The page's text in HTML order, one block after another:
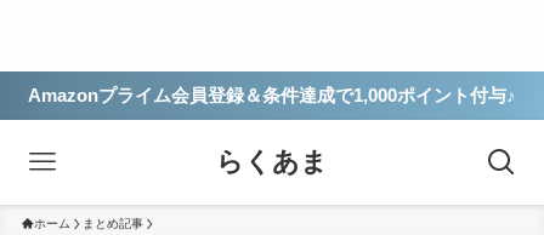
Amazonプライム会員登録＆条件達成で1,000ポイント付与♪
らくあま
ホーム まとめ記事